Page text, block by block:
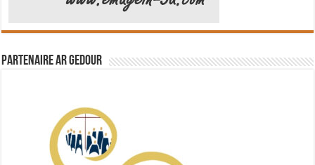
Partenaire Ar Gedour